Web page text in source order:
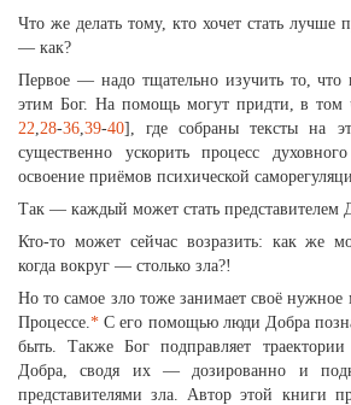
Что же делать тому, кто хочет стать лучше
— как?
Первое — надо тщательно изучить то, что
этим Бог. На помощь могут придти, в
22,28-36,39-40], где собраны тексты на
существенно ускорить процесс
освоение приёмов психической
Так — каждый может стать представителем
Кто-то может сейчас возразить: как же
когда вокруг — столько зла?!
Но то самое зло тоже занимает своё
Процессе.* С его помощью люди Добра
быть. Также Бог подправляет
Добра, сводя их — дозированно и
представителями зла. Автор этой книги